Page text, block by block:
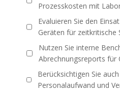
Prozesskosten mit
Evaluieren Sie den
Geräten für zeitkritische
Nutzen Sie interne
Abrechnungsreports für
Berücksichtigen Sie
Personalaufwand und